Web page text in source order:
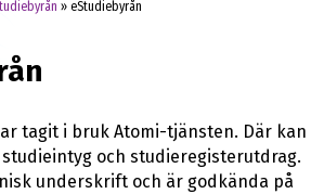
» eStudiebyrån
tagit i bruk Atomi-tjänsten. Där kan
och studieregisterutdrag.
underskrift och är godkända på